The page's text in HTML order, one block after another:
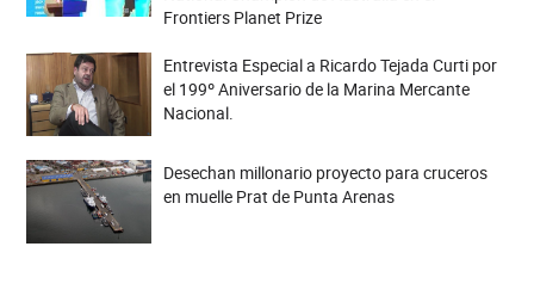
Frontiers Planet Prize
Entrevista Especial a Ricardo Tejada Curti por
el 199º Aniversario de la Marina Mercante
Nacional.
Desechan millonario proyecto para cruceros
en muelle Prat de Punta Arenas